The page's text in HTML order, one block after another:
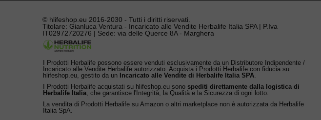
© hlifeshop.eu 2016-2030 - Tutti i diritti riservati.
Titolare: Gianluca Ventura - Incaricato alle Vendite Herbalife Italia SPA | P.Iva
IT02972720276 | Sede: via delle Querce 8A - Marghera
I Prodotti Herbalife possono essere venduti esclusivamente da un Distributore Indipendente /
Incaricato alle Vendite Herbalife autorizzato. Acquista i Prodotti Herbalife con fiducia su
hlifeshop.eu, gestito da un Incaricato alle Vendite di Herbalife Italia SPA.
I Prodotti Herbalife acquistati su hlifeshop.eu sono spediti direttamente dalla logistica di
Herbalife Italia, che garantisce l'Integrità, la Qualità e la Sicurezza di ogni lotto.
La vendita di Prodotti Herbalife su Amazon o altri marketplace non è autorizzata da Herbalife
Italia SpA.